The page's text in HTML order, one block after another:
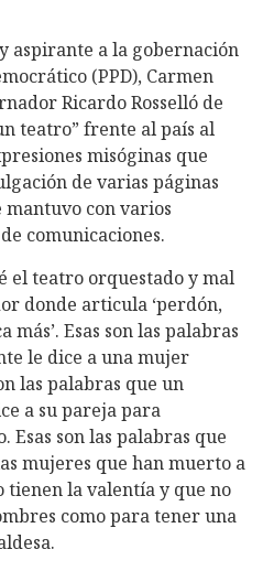
aspirante a la gobernación
(PPD), Carmen
Ricardo Rosselló de
teatro” frente al país al
misóginas que
de varias páginas
con varios
comunicaciones.
el teatro orquestado y mal
donde articula ‘perdón,
Esas son las palabras
le dice a una mujer
las palabras que un
a su pareja para
Esas son las palabras que
mujeres que han muerto a
tienen la valentía y que no
como para tener una